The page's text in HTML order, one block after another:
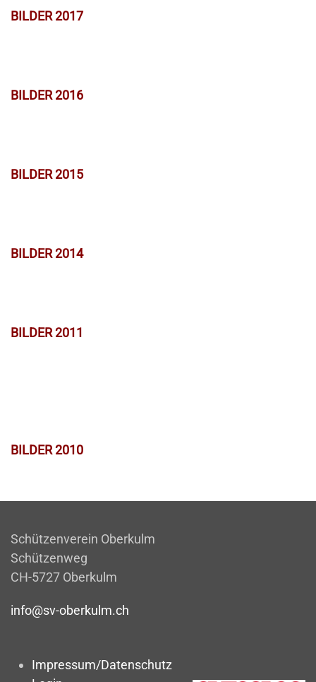
BILDER 2017
BILDER 2016
BILDER 2015
BILDER 2014
BILDER 2011
BILDER 2010
Schützenverein Oberkulm
Schützenweg
CH-5727 Oberkulm
info@sv-oberkulm.ch
Impressum/Datenschutz